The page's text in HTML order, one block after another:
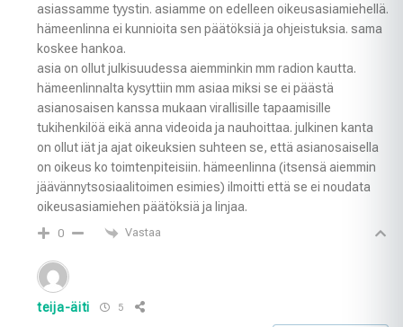
asiassamme tyystin. asiamme on edelleen oikeusasiamiehellä.
hämeenlinna ei kunnioita sen päätöksiä ja ohjeistuksia. sama
koskee hankoa.
asia on ollut julkisuudessa aiemminkin mm radion kautta.
hämeenlinnalta kysyttiin mm asiaa miksi se ei päästä
asianosaisen kanssa mukaan virallisille tapaamisille
tukihenkilöä eikä anna videoida ja nauhoittaa. julkinen kanta
on ollut iät ja ajat oikeuksien suhteen se, että asianosaisella
on oikeus ko toimtenpiteisiin. hämeenlinna (itsensä aiemmin
jäävännytsosiaalitoimen esimies) ilmoitti että se ei noudata
oikeusasiamiehen päätöksiä ja linjaa.
0 Vastaa
teija-äiti 5